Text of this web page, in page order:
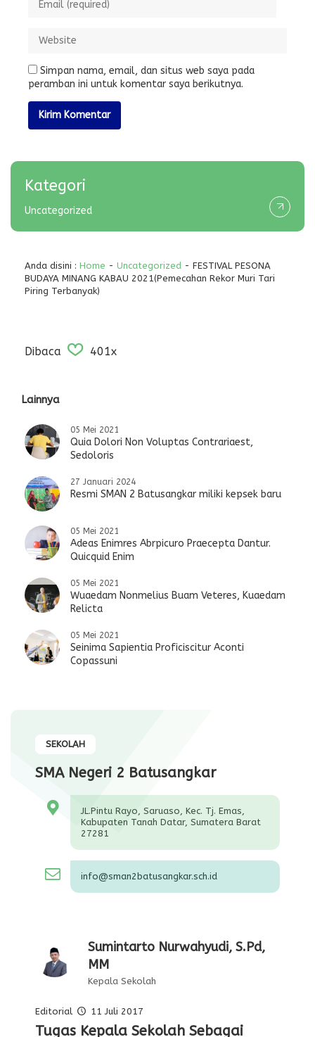
Simpan nama, email, dan situs web saya pada
peramban ini untuk komentar saya berikutnya.
Kategori
Uncategorized
Anda disini : Home - Uncategorized - FESTIVAL PESONA
BUDAYA MINANG KABAU 2021(Pemecahan Rekor Muri Tari
Piring Terbanyak)
Dibaca 401x
Lainnya
05 Mei 2021
Quia Dolori Non Voluptas Contrariaest,
Sedoloris
27 Januari 2024
Resmi SMAN 2 Batusangkar miliki kepsek baru
05 Mei 2021
Adeas Enimres Abrpicuro Praecepta Dantur.
Quicquid Enim
05 Mei 2021
Wuaedam Nonmelius Buam Veteres, Kuaedam
Relicta
05 Mei 2021
Seinima Sapientia Proficiscitur Aconti
Copassuni
SEKOLAH
SMA Negeri 2 Batusangkar
JL.Pintu Rayo, Saruaso, Kec. Tj. Emas,
Kabupaten Tanah Datar, Sumatera Barat
27281
info@sman2batusangkar.sch.id
Sumintarto Nurwahyudi, S.Pd,
MM
Kepala Sekolah
Pelajaran Serta Keteladanan Dari
Editorial 11 Juli 2017
Tugas Kepala Sekolah Sebagai
Editorial Oleh Kepala Sekolah
Membentuk Karakter Siswa Di